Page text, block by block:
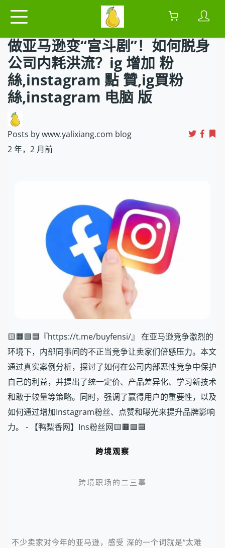
做亚马逊变“宫斗剧”！如何脱身
公司内耗洪流？ig 增加 粉
絲,instagram 點 贊,ig買粉
絲,instagram 电脑 版
Posts by www.yalixiang.com blog
2 年，2 月前
🟨🟧🟩🟦『https://t.me/buyfensi/』 在亚马逊竞争激烈的
环境下，内部同事间的不正当竞争让卖家们倍感压力。本文
通过真实案例分析，探讨了如何在公司内部恶性竞争中保护
自己的利益，并提出了统一定价、产品差异化、学习新技术
和敢于较量等策略。同时，强调了赢得用户的重要性，以及
如何通过增加Instagram粉丝、点赞和曝光来提升品牌影响
力。 - 【鸭梨香网】Ins粉丝网🟨🟧🟩🟦
跨境观察
跨境职场的二三事
不少卖家对今年的亚马逊，感受 深的一个词就是“太难